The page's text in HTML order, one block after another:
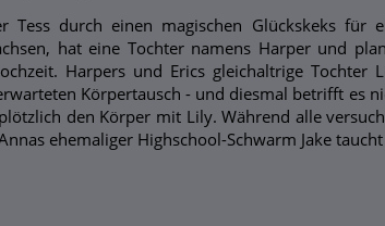
Tess durch einen magischen Glückskeks für
hat eine Tochter namens Harper und
Harpers und Erics gleichaltrige
Körpertausch - und diesmal betrifft es
den Körper mit Lily. Während alle
ehemaliger Highschool-Schwarm Jake